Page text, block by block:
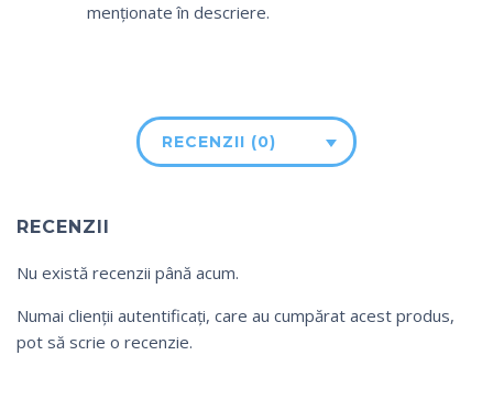
menționate în descriere.
RECENZII (0)
RECENZII
Nu există recenzii până acum.
Numai clienții autentificați, care au cumpărat acest produs,
pot să scrie o recenzie.